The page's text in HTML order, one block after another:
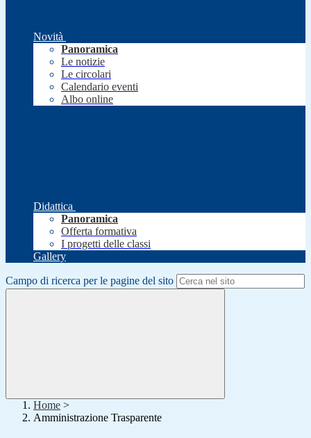
Novità
Panoramica
Le notizie
Le circolari
Calendario eventi
Albo online
Didattica
Panoramica
Offerta formativa
I progetti delle classi
Gallery
Campo di ricerca per le pagine del sito
Home >
Amministrazione Trasparente